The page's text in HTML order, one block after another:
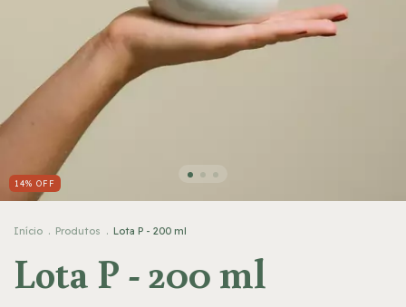
14% OFF
Início . Produtos . Lota P - 200 ml
Lota P - 200 ml